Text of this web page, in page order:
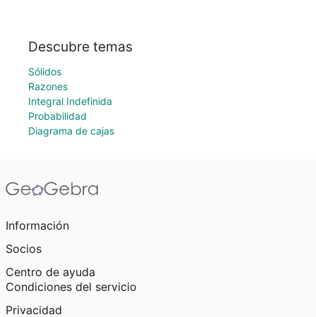
Descubre temas
Sólidos
Razones
Integral Indefinida
Probabilidad
Diagrama de cajas
Información
Socios
Centro de ayuda
Condiciones del servicio
Privacidad